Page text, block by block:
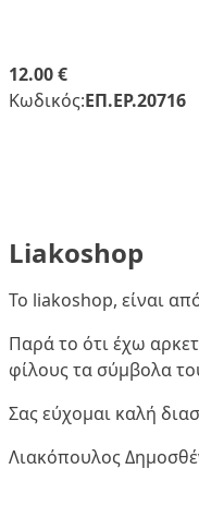
12.00 €
Κωδικός:ΕΠ.ΕΡ.20716
Liakoshop
Το liakoshop, είναι
Παρά το ότι έχω
φίλους τα σύμβολα
Σας εύχομαι καλή
Λιακόπουλος